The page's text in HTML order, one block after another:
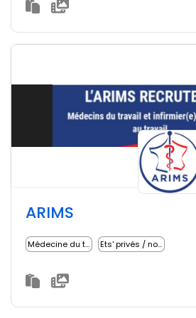
ARIMS
Médecine du travail Ets' privés / non lucratifs